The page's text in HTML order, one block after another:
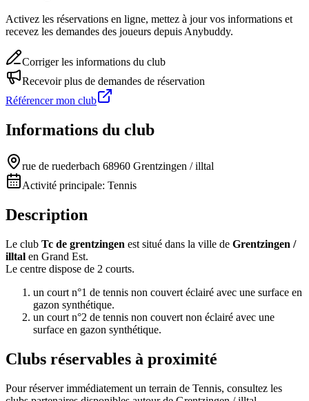
Activez les réservations en ligne, mettez à jour vos informations et
recevez les demandes des joueurs depuis Anybuddy.
Corriger les informations du club
Recevoir plus de demandes de réservation
Référencer mon club
Informations du club
rue de ruederbach 68960 Grentzingen / illtal
Activité principale: Tennis
Description
Le club Tc de grentzingen est situé dans la ville de Grentzingen /
illtal en Grand Est.
Le centre dispose de 2 courts.
un court n°1 de tennis non couvert éclairé avec une surface en
gazon synthétique.
un court n°2 de tennis non couvert non éclairé avec une
surface en gazon synthétique.
Clubs réservables à proximité
Pour réserver immédiatement un terrain de Tennis, consultez les